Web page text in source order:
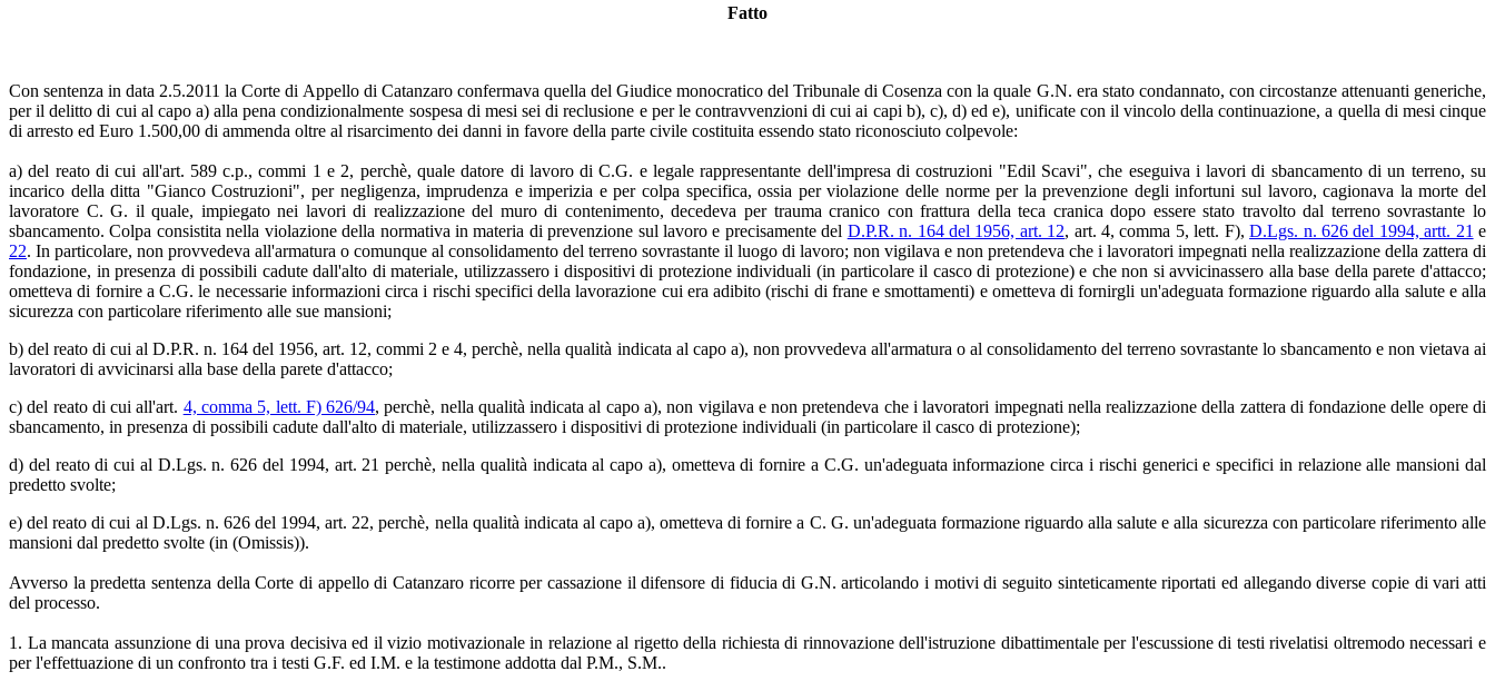
Fatto
Con sentenza in data 2.5.2011 la Corte di Appello di Catanzaro confermava quella del Giudice monocratico del Tribunale di Cosenza con la quale G.N. era stato condannato, con circostanze attenuanti generiche,
per il delitto di cui al capo a) alla pena condizionalmente sospesa di mesi sei di reclusione e per le contravvenzioni di cui ai capi b), c), d) ed e), unificate con il vincolo della continuazione, a quella di mesi cinque
di arresto ed Euro 1.500,00 di ammenda oltre al risarcimento dei danni in favore della parte civile costituita essendo stato riconosciuto colpevole:
a) del reato di cui all'art. 589 c.p., commi 1 e 2, perchè, quale datore di lavoro di C.G. e legale rappresentante dell'impresa di costruzioni "Edil Scavi", che eseguiva i lavori di sbancamento di un terreno, su
incarico della ditta "Gianco Costruzioni", per negligenza, imprudenza e imperizia e per colpa specifica, ossia per violazione delle norme per la prevenzione degli infortuni sul lavoro, cagionava la morte del
lavoratore C. G. il quale, impiegato nei lavori di realizzazione del muro di contenimento, decedeva per trauma cranico con frattura della teca cranica dopo essere stato travolto dal terreno sovrastante lo
sbancamento. Colpa consistita nella violazione della normativa in materia di prevenzione sul lavoro e precisamente del D.P.R. n. 164 del 1956, art. 12, art. 4, comma 5, lett. F),D.Lgs. n. 626 del 1994, artt. 21 e
22. In particolare, non provvedeva all'armatura o comunque al consolidamento del terreno sovrastante il luogo di lavoro; non vigilava e non pretendeva che i lavoratori impegnati nella realizzazione della zattera di
fondazione, in presenza di possibili cadute dall'alto di materiale, utilizzassero i dispositivi di protezione individuali (in particolare il casco di protezione) e che non si avvicinassero alla base della parete d'attacco;
ometteva di fornire a C.G. le necessarie informazioni circa i rischi specifici della lavorazione cui era adibito (rischi di frane e smottamenti) e ometteva di fornirgli un'adeguata formazione riguardo alla salute e alla
sicurezza con particolare riferimento alle sue mansioni;
b) del reato di cui al D.P.R. n. 164 del 1956, art. 12, commi 2 e 4, perchè, nella qualità indicata al capo a), non provvedeva all'armatura o al consolidamento del terreno sovrastante lo sbancamento e non vietava ai
lavoratori di avvicinarsi alla base della parete d'attacco;
c) del reato di cui all'art. 4, comma 5, lett. F) 626/94, perchè, nella qualità indicata al capo a), non vigilava e non pretendeva che i lavoratori impegnati nella realizzazione della zattera di fondazione delle opere di
sbancamento, in presenza di possibili cadute dall'alto di materiale, utilizzassero i dispositivi di protezione individuali (in particolare il casco di protezione);
d) del reato di cui al D.Lgs. n. 626 del 1994, art. 21 perchè, nella qualità indicata al capo a), ometteva di fornire a C.G. un'adeguata informazione circa i rischi generici e specifici in relazione alle mansioni dal
predetto svolte;
e) del reato di cui al D.Lgs. n. 626 del 1994, art. 22, perchè, nella qualità indicata al capo a), ometteva di fornire a C. G. un'adeguata formazione riguardo alla salute e alla sicurezza con particolare riferimento alle
mansioni dal predetto svolte (in (Omissis)).
Avverso la predetta sentenza della Corte di appello di Catanzaro ricorre per cassazione il difensore di fiducia di G.N. articolando i motivi di seguito sinteticamente riportati ed allegando diverse copie di vari atti
del processo.
1. La mancata assunzione di una prova decisiva ed il vizio motivazionale in relazione al rigetto della richiesta di rinnovazione dell'istruzione dibattimentale per l'escussione di testi rivelatisi oltremodo necessari e
per l'effettuazione di un confronto tra i testi G.F. ed I.M. e la testimone addotta dal P.M., S.M..